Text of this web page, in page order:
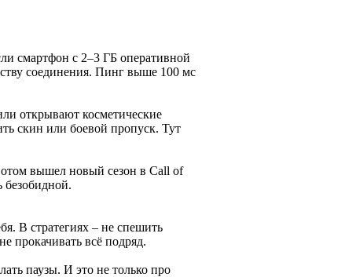
смартфон с 2–3 ГБ оперативной
соединения. Пинг выше 100 мс
открывают косметические
скин или боевой пропуск. Тут
вышел новый сезон в Call of
безобидной.
В стратегиях – не спешить
прокачивать всё подряд.
паузы. И это не только про